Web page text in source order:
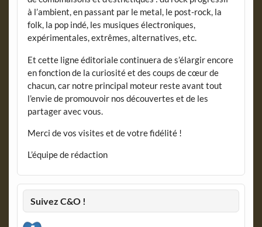
à l’ambient, en passant par le metal, le post-rock, la
folk, la pop indé, les musiques électroniques,
expérimentales, extrêmes, alternatives, etc.
Et cette ligne éditoriale continuera de s’élargir encore
en fonction de la curiosité et des coups de cœur de
chacun, car notre principal moteur reste avant tout
l’envie de promouvoir nos découvertes et de les
partager avec vous.
Merci de vos visites et de votre fidélité !
L’équipe de rédaction
Suivez C&O !